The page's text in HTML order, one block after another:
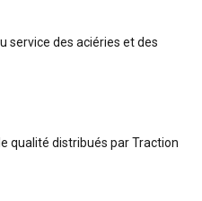
service des aciéries et des
qualité distribués par Traction